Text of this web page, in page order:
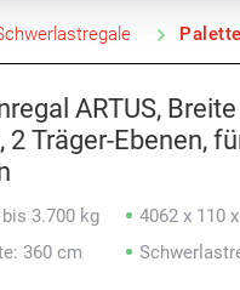
ARTUS,
2 Träger-Ebenen,
3.700 kg
360 cm
4062 x 110